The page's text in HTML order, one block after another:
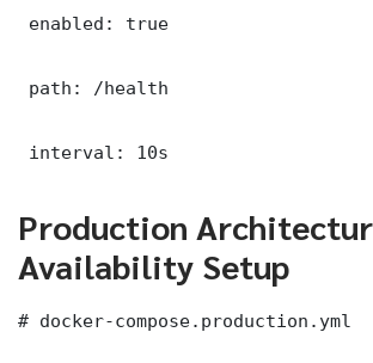
enabled: true
path: /health
interval: 10s
Production
Availability Setup
# docker-compose.production.yml